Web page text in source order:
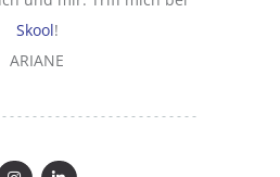
Skool!
ARIANE